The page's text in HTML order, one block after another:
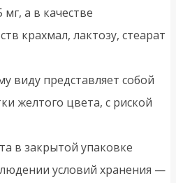
а в качестве
крахмал, лактозу, стеарат
виду представляет собой
желтого цвета, с риской
в закрытой упаковке
условий хранения —